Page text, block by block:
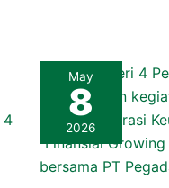
May
8
2026